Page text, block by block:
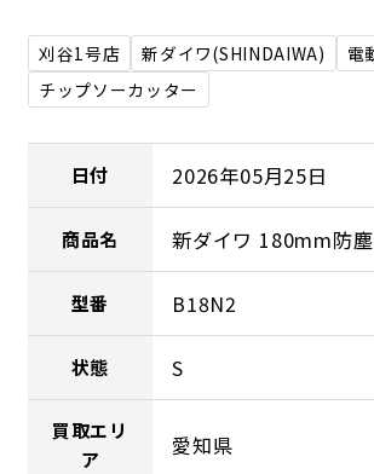
刈谷1号店 新ダイワ(SHINDAIWA)
電
チップソーカッター
日付 2026年05月25日
商品名 新ダイワ 180mm防
型番 B18N2
状態 S
買取エリ
ア
愛知県